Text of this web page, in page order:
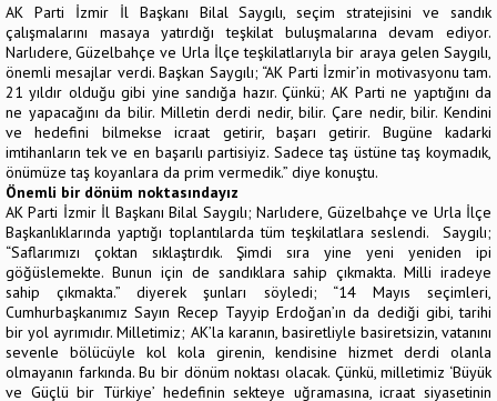
AK Parti İzmir İl Başkanı Bilal Saygılı, seçim stratejisini ve sandık
çalışmalarını masaya yatırdığı teşkilat buluşmalarına devam ediyor.
Narlıdere, Güzelbahçe ve Urla İlçe teşkilatlarıyla bir araya gelen Saygılı,
önemli mesajlar verdi. Başkan Saygılı; “AK Parti İzmir’in motivasyonu tam.
21 yıldır olduğu gibi yine sandığa hazır. Çünkü; AK Parti ne yaptığını da
ne yapacağını da bilir. Milletin derdi nedir, bilir. Çare nedir, bilir. Kendini
ve hedefini bilmekse icraat getirir, başarı getirir. Bugüne kadarki
imtihanların tek ve en başarılı partisiyiz. Sadece taş üstüne taş koymadık,
önümüze taş koyanlara da prim vermedik.” diye konuştu.
Önemli bir dönüm noktasındayız
AK Parti İzmir İl Başkanı Bilal Saygılı; Narlıdere, Güzelbahçe ve Urla İlçe
Başkanlıklarında yaptığı toplantılarda tüm teşkilatlara seslendi. Saygılı;
“Saflarımızı çoktan sıklaştırdık. Şimdi sıra yine yeni yeniden ipi
göğüslemekte. Bunun için de sandıklara sahip çıkmakta. Milli iradeye
sahip çıkmakta.” diyerek şunları söyledi; “14 Mayıs seçimleri,
Cumhurbaşkanımız Sayın Recep Tayyip Erdoğan’ın da dediği gibi, tarihi
bir yol ayrımıdır. Milletimiz; AK’la karanın, basiretliyle basiretsizin, vatanını
sevenle bölücüyle kol kola girenin, kendisine hizmet derdi olanla
olmayanın farkında. Bu bir dönüm noktası olacak. Çünkü, milletimiz ‘Büyük
ve Güçlü bir Türkiye’ hedefinin sekteye uğramasına, icraat siyasetinin